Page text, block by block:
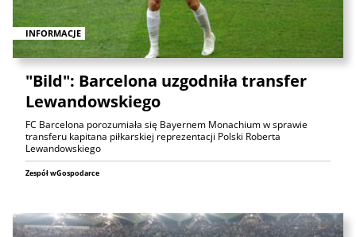
INFORMACJE
"Bild": Barcelona uzgodniła transfer
Lewandowskiego
FC Barcelona porozumiała się Bayernem Monachium w sprawie
transferu kapitana piłkarskiej reprezentacji Polski Roberta
Lewandowskiego
Zespół wGospodarce